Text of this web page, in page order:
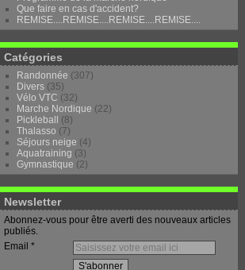
Que faire en cas d'accident?
REMISE....REMISE....REMISE....REMISE....
Catégories
Randonnée (307)
Divers (35)
Vélo VTC (32)
Marche Nordique (22)
Pickleball
(8)
Thalasso (7)
Séjours neige (4)
Aquatraining (3)
Gymnastique (2)
Newsletter
Abonnez-vous pour être averti des nouveaux articles
publiés.
Email